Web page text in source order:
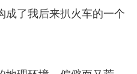
成了我后来扒火车的一个